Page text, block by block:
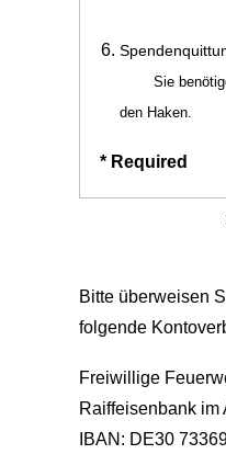
Sie
den Haken.
* Required
Bitte überweisen
folgende
Freiwillige
Raiffeisenbank im
IBAN: DE30